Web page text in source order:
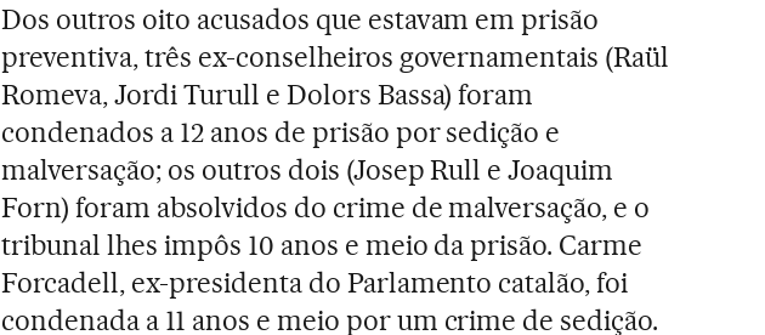
Dos outros oito acusados que estavam em prisão
preventiva, três ex-conselheiros governamentais (Raül
Romeva, Jordi Turull e Dolors Bassa) foram
condenados a 12 anos de prisão por sedição e
malversação; os outros dois (Josep Rull e Joaquim
Forn) foram absolvidos do crime de malversação, e o
tribunal lhes impôs 10 anos e meio da prisão. Carme
Forcadell, ex-presidenta do Parlamento catalão, foi
condenada a 11 anos e meio por um crime de sedição.